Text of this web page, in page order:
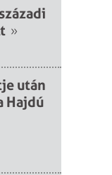
»
után
Hajdú